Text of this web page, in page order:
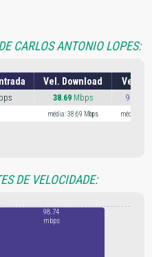
CARLOS ANTONIO LOPES:
Vel. Download Vel.
38.69Mbps 98.74
média: 38.69 Mbps média:
DE VELOCIDADE:
98.74
mbps